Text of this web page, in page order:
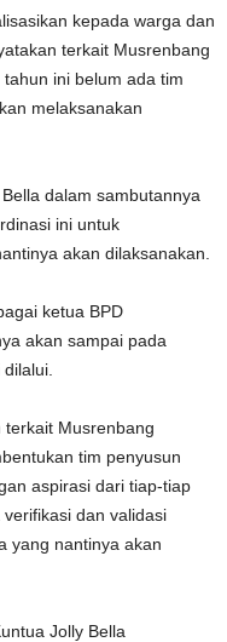
kepada warga dan
terkait Musrenbang
ini belum ada tim
melaksanakan
dalam sambutannya
ini untuk
akan dilaksanakan.
ketua BPD
akan sampai pada
Musrenbang
tim penyusun
aspirasi dari tiap-tiap
dan validasi
yang nantinya akan
Jolly Bella